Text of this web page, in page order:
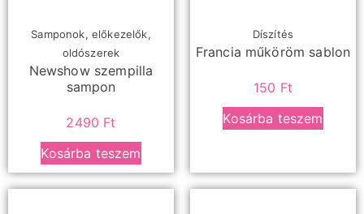
Samponok, előkezelők,
oldószerek
Newshow szempilla
sampon
2490 Ft
Kosárba teszem
Díszítés
Francia műköröm sablon
150 Ft
Kosárba teszem